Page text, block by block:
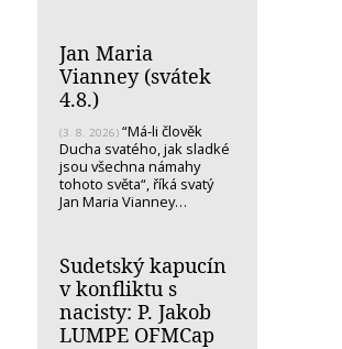
Jan Maria
Vianney (svátek
4.8.)
(3. 8. 2026) “Má-li člověk
Ducha svatého, jak sladké
jsou všechna námahy
tohoto světa“, říká svatý
Jan Maria Vianney…
Sudetský kapucín
v konfliktu s
nacisty: P. Jakob
LUMPE OFMCap